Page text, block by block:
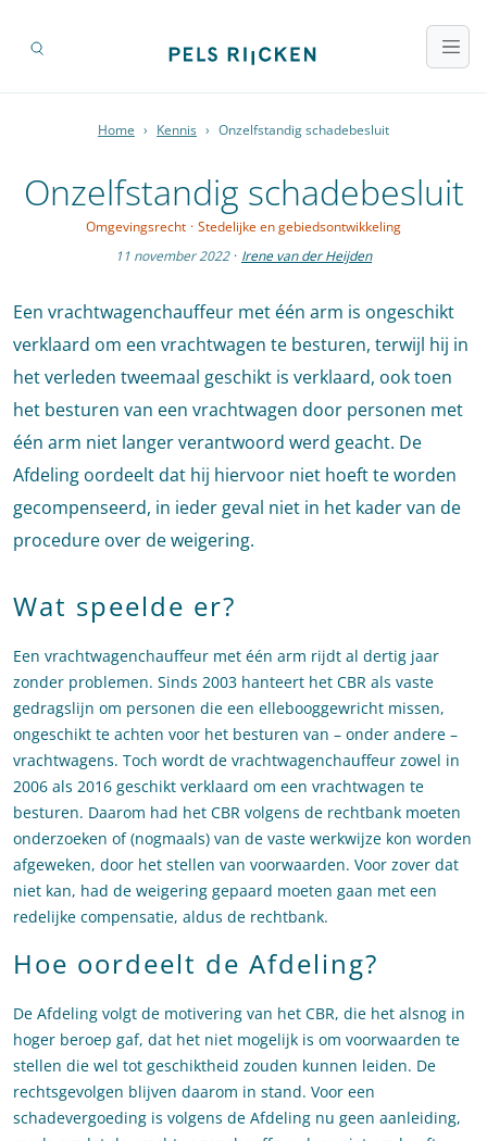
Home › Kennis › Onzelfstandig schadebesluit
Onzelfstandig schadebesluit
Omgevingsrecht · Stedelijke en gebiedsontwikkeling
11 november 2022 · Irene van der Heijden
Een vrachtwagenchauffeur met één arm is ongeschikt
verklaard om een vrachtwagen te besturen, terwijl hij in
het verleden tweemaal geschikt is verklaard, ook toen
het besturen van een vrachtwagen door personen met
één arm niet langer verantwoord werd geacht. De
Afdeling oordeelt dat hij hiervoor niet hoeft te worden
gecompenseerd, in ieder geval niet in het kader van de
procedure over de weigering.
Wat speelde er?
Een vrachtwagenchauffeur met één arm rijdt al dertig jaar
zonder problemen. Sinds 2003 hanteert het CBR als vaste
gedragslijn om personen die een ellebooggewricht missen,
ongeschikt te achten voor het besturen van – onder andere –
vrachtwagens. Toch wordt de vrachtwagenchauffeur zowel in
2006 als 2016 geschikt verklaard om een vrachtwagen te
besturen. Daarom had het CBR volgens de rechtbank moeten
onderzoeken of (nogmaals) van de vaste werkwijze kon worden
afgeweken, door het stellen van voorwaarden. Voor zover dat
niet kan, had de weigering gepaard moeten gaan met een
redelijke compensatie, aldus de rechtbank.
Hoe oordeelt de Afdeling?
De Afdeling volgt de motivering van het CBR, die het alsnog in
hoger beroep gaf, dat het niet mogelijk is om voorwaarden te
stellen die wel tot geschiktheid zouden kunnen leiden. De
rechtsgevolgen blijven daarom in stand. Voor een
schadevergoeding is volgens de Afdeling nu geen aanleiding,